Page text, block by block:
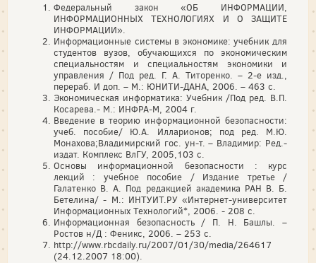
Федеральный закон «ОБ ИНФОРМАЦИИ,
ИНФОРМАЦИОННЫХ ТЕХНОЛОГИЯХ И О ЗАЩИТЕ
ИНФОРМАЦИИ».
Информационные системы в экономике: учебник для
студентов вузов, обучающихся по экономическим
специальностям и специальностям экономики и
управления / Под ред. Г. А. Титоренко. – 2-е изд.,
перераб. И доп. – М.: ЮНИТИ-ДАНА, 2006. – 463 с.
Экономическая информатика: Учебник /Под ред. В.П.
Косарева.- М.: ИНФРА-М, 2004 г.
Введение в теорию информационной безопасности:
учеб. пособие/ Ю.А. Илларионов; под ред. М.Ю.
Монахова;Владимирский гос. ун-т. – Владимир: Ред.-
издат. Комплекс ВлГУ, 2005,103 с.
Основы информационной безопасности : курс
лекций : учебное пособие / Издание третье /
Галатенко В. А. Под редакцией академика РАН В. Б.
Бетелина/ - М.: ИНТУИТ.РУ «Интернет-университет
Информационных Технологий*, 2006. - 208 с.
Информационная безопасность / П. Н. Башлы. –
Ростов н/Д : Феникс, 2006. – 253 с.
http://www.rbcdaily.ru/2007/01/30/media/264617
(24.12.2007 18:00).